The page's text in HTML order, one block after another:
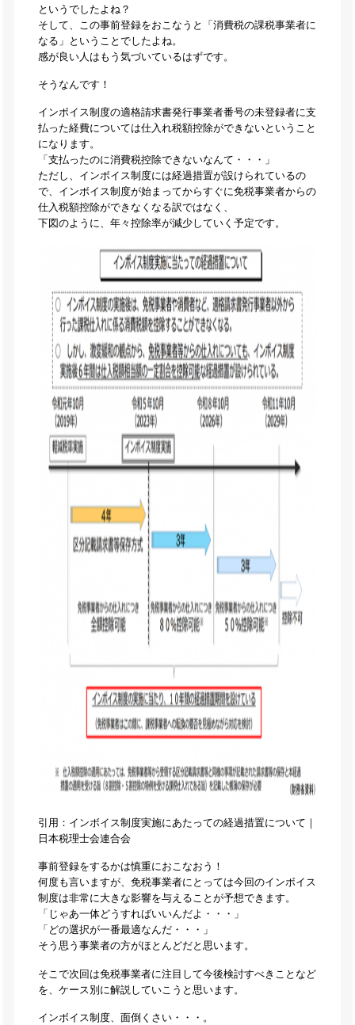
というでしたよね？
そして、この事前登録をおこなうと「消費税の課税事業者に
なる」ということでしたよね。
感が良い人はもう気づいているはずです。
そうなんです！
インボイス制度の適格請求書発行事業者番号の未登録者に支
払った経費については仕入れ税額控除ができないということ
になります。
「支払ったのに消費税控除できないなんて・・・」
ただし、インボイス制度には経過措置が設けられているの
で、インボイス制度が始まってからすぐに免税事業者からの
仕入税額控除ができなくなる訳ではなく、
下図のように、年々控除率が減少していく予定です。
引用：インボイス制度実施にあたっての経過措置について｜
日本税理士会連合会
事前登録をするかは慎重におこなおう！
何度も言いますが、免税事業者にとっては今回のインボイス
制度は非常に大きな影響を与えることが予想できます。
「じゃあ一体どうすればいいんだよ・・・」
「どの選択が一番最適なんだ・・・」
そう思う事業者の方がほとんどだと思います。
そこで次回は免税事業者に注目して今後検討すべきことなど
を、ケース別に解説していこうと思います。
インボイス制度、面倒くさい・・・。